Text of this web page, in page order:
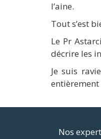
l’aine.
Tout s’est
Le Pr
décrire les
Je suis
entièrement
Footer
Nos